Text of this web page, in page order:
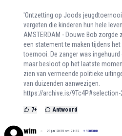
'Ontzetting op Joods
vergeten die kinderen hun hele
AMSTERDAM - Douwe Bob
een statement te maken tijdens
toernooi. De zanger was
maar besloot op het laatste
zien van vermeende politieke
van duizenden aanwezigen.
https://archive.is/9Tc4P#selection-
7+ Antwoord
wim 29 juni 2025 om 21:32 + 138300